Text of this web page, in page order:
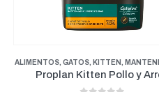
ADULTO,ALIMENTO HUMEDO ,